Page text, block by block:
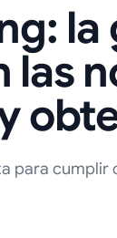
las
para cumplir